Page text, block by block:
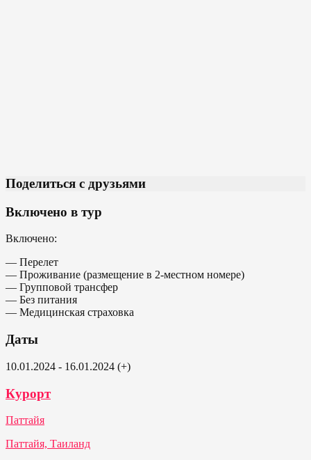
Поделиться с друзьями
Включено в тур
Включено:
— Перелет
— Проживание (размещение в 2-местном номере)
— Групповой трансфер
— Без питания
— Медицинская страховка
Даты
10.01.2024 - 16.01.2024 (+)
Курорт
Паттайя
Паттайя, Таиланд